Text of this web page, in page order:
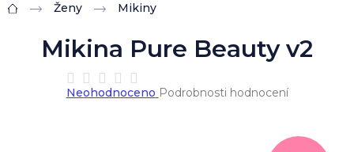
Domů Ženy Mikiny
Mikina Pure Beauty v2
Průměrné
hodnocení
Neohodnoceno Podrobnosti hodnocení